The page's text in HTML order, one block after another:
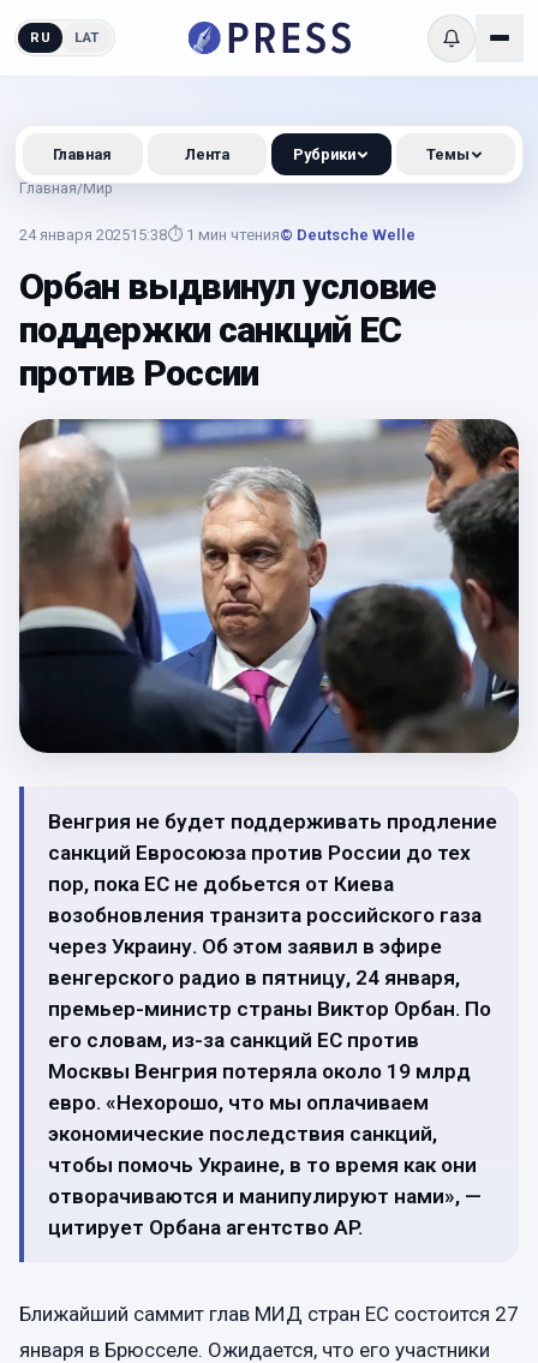
RU LAT
Главная/Мир
24 января 202515:38⏱ 1 мин чтения© Deutsche Welle
Орбан выдвинул условие
поддержки санкций ЕС
против России
Венгрия не будет поддерживать продление
санкций Евросоюза против России до тех
пор, пока ЕС не добьется от Киева
возобновления транзита российского газа
через Украину. Об этом заявил в эфире
венгерского радио в пятницу, 24 января,
премьер-министр страны Виктор Орбан. По
его словам, из-за санкций ЕС против
Москвы Венгрия потеряла около 19 млрд
евро. «Нехорошо, что мы оплачиваем
экономические последствия санкций,
чтобы помочь Украине, в то время как они
отворачиваются и манипулируют нами», —
цитирует Орбана агентство AP.
Ближайший саммит глав МИД стран ЕС состоится 27
января в Брюсселе. Ожидается, что его участники
Главная Лента Рубрики Темы